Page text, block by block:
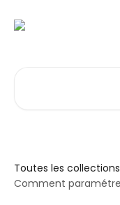
Toutes les collections
Comment